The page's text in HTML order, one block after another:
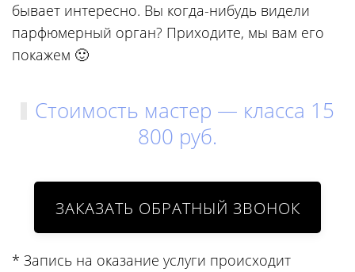
бывает интересно. Вы когда-нибудь видели
парфюмерный орган? Приходите, мы вам его
покажем 🙂
Стоимость мастер — класса 15
800 руб.
* Запись на оказание услуги происходит